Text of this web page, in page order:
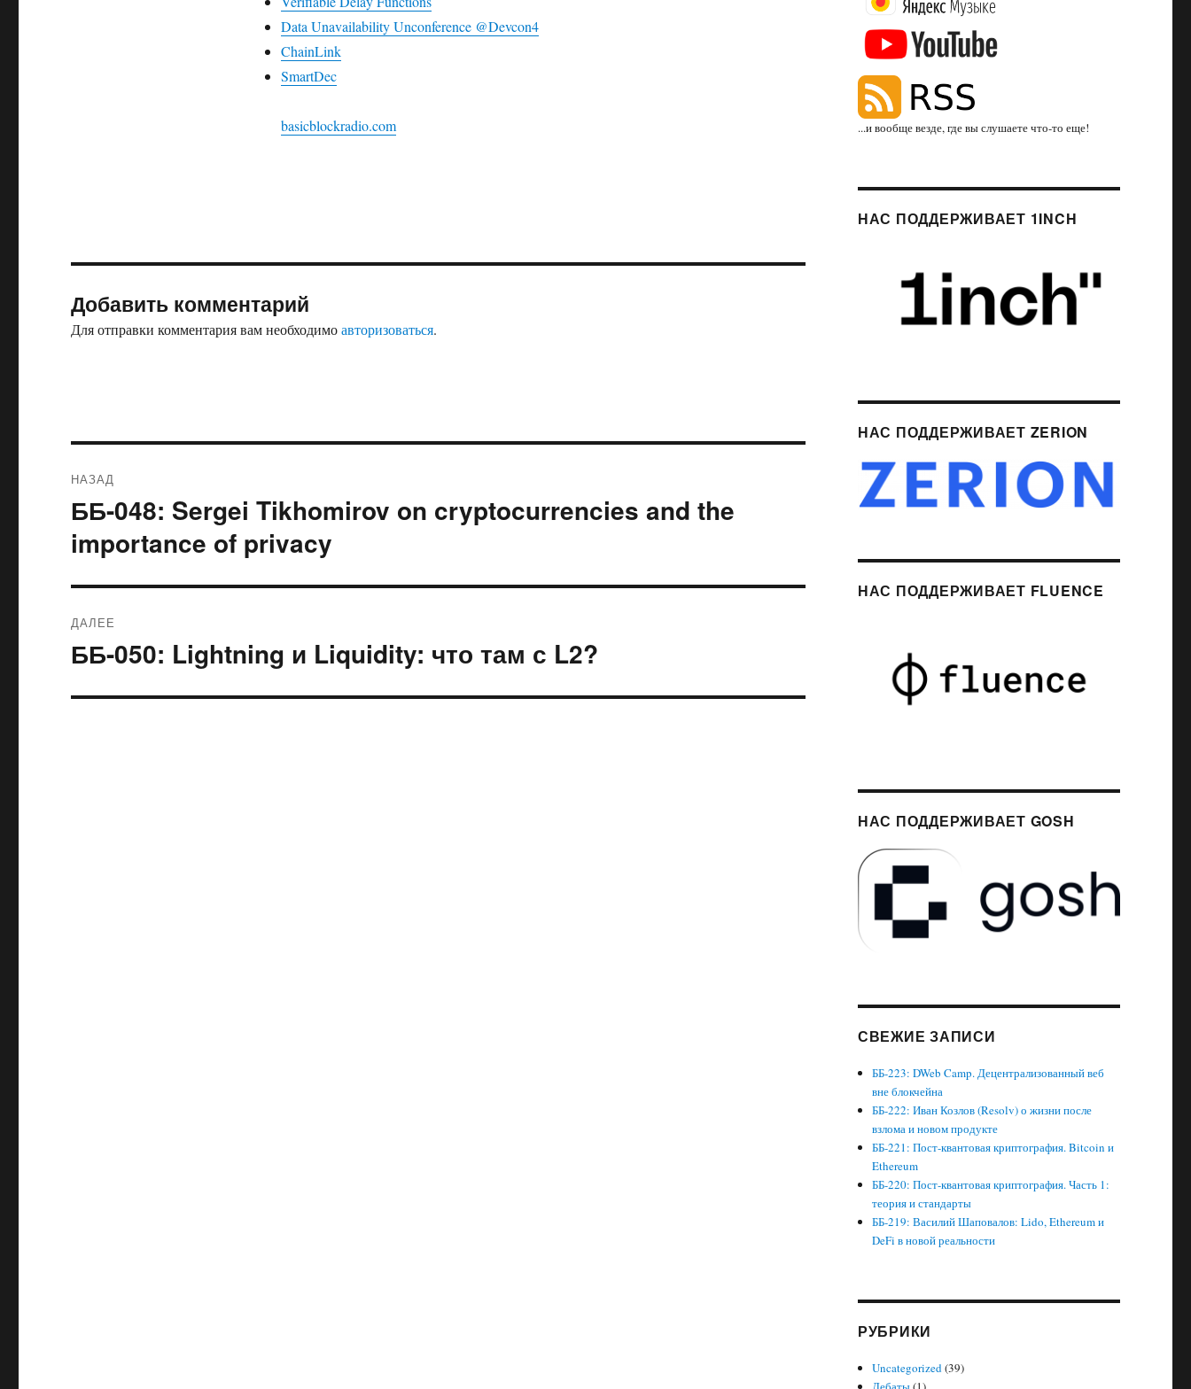
Data Unavailability Unconference @Devcon4
ChainLink
SmartDec
basicblockradio.com
Добавить комментарий
Для отправки комментария вам необходимоавторизоваться.
по
записям
НАЗАД
Предыдущая
запись:
ББ-048: Sergei Tikhomirov on cryptocurrencies and the
importance of privacy
ДАЛЕЕ
Следующая
ББ-050: Lightning и Liquidity: что там с L2?
...и вообще везде, где вы слушаете что-то еще!
НАС ПОДДЕРЖИВАЕТ 1INCH
НАС ПОДДЕРЖИВАЕТ ZERION
НАС ПОДДЕРЖИВАЕТ FLUENCE
НАС ПОДДЕРЖИВАЕТ GOSH
СВЕЖИЕ ЗАПИСИ
ББ-223: DWeb Camp. Децентрализованный веб
вне блокчейна
ББ-222: Иван Козлов (Resolv) о жизни после
взлома и новом продукте
ББ-221: Пост-квантовая криптография. Bitcoin и
Ethereum
ББ-220: Пост-квантовая криптография. Часть 1:
теория и стандарты
ББ-219: Василий Шаповалов: Lido, Ethereum и
DeFi в новой реальности
РУБРИКИ
Uncategorized(39)